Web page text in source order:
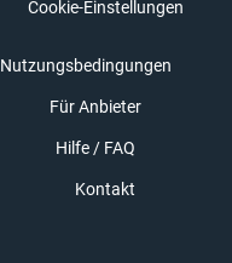
Cookie-Einstellungen
Nutzungsbedingungen
Für Anbieter
Hilfe / FAQ
Kontakt